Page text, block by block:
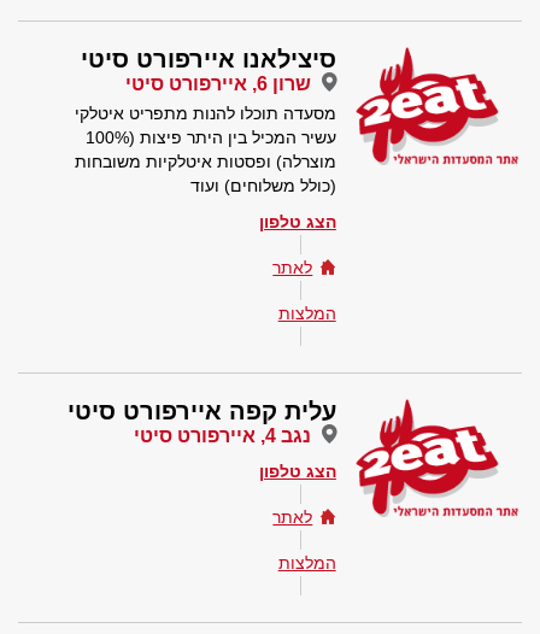
סיצילאנו איירפורט סיטי
שרון 6, איירפורט סיטי
מסעדה תוכלו להנות מתפריט איטלקי
עשיר המכיל בין היתר פיצות (100%
מוצרלה) ופסטות איטלקיות משובחות
(כולל משלוחים) ועוד
הצג טלפון
לאתר
המלצות
עלית קפה איירפורט סיטי
נגב 4, איירפורט סיטי
הצג טלפון
לאתר
המלצות